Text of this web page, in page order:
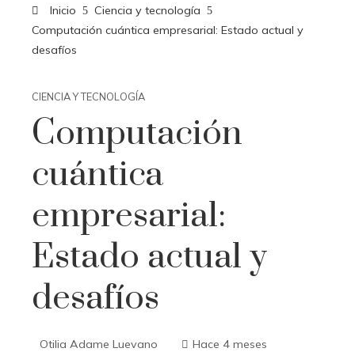
Inicio
Ciencia y tecnología
Computación cuántica empresarial: Estado actual y
desafíos
CIENCIA Y TECNOLOGÍA
Computación
cuántica
empresarial:
Estado actual y
desafíos
Otilia Adame Luevano
Hace 4 meses